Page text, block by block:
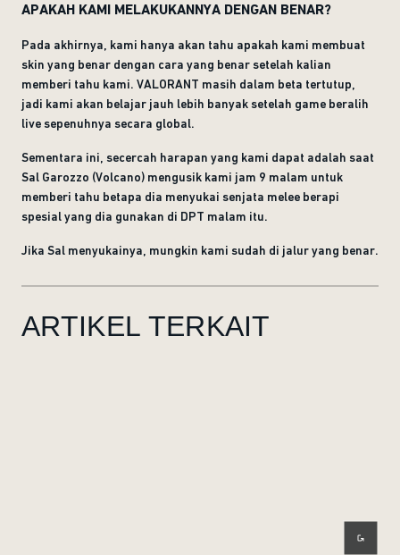
APAKAH KAMI MELAKUKANNYA DENGAN BENAR?
Pada akhirnya, kami hanya akan tahu apakah kami membuat
skin yang benar dengan cara yang benar setelah kalian
memberi tahu kami. VALORANT masih dalam beta tertutup,
jadi kami akan belajar jauh lebih banyak setelah game beralih
live sepenuhnya secara global.
Sementara ini, secercah harapan yang kami dapat adalah saat
Sal Garozzo (Volcano) mengusik kami jam 9 malam untuk
memberi tahu betapa dia menyukai senjata melee berapi
spesial yang dia gunakan di DPT malam itu.
Jika Sal menyukainya, mungkin kami sudah di jalur yang benar.
ARTIKEL TERKAIT